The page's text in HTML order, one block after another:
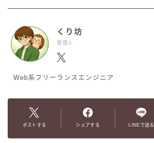
くり坊
管理人
Web系フリーランスエンジニア
ポストする シェアする LINEで送る